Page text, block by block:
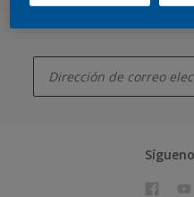
noticias en nuestro